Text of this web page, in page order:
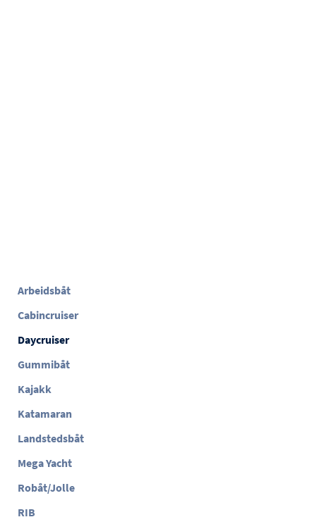
Arbeidsbåt
Cabincruiser
Daycruiser
Gummibåt
Kajakk
Katamaran
Landstedsbåt
Mega Yacht
Robåt/Jolle
RIB